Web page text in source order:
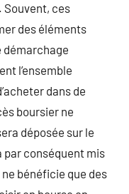
ces
des éléments
démarchage
l’ensemble
dans de
boursier ne
déposée sur le
par conséquent mis
ne bénéficie que des